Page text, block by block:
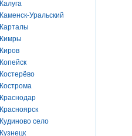
Калуга
Каменск-Уральский
Карталы
Кимры
Киров
Копейск
Костерёво
Кострома
Краснодар
Красноярск
Кудиново село
Кузнецк